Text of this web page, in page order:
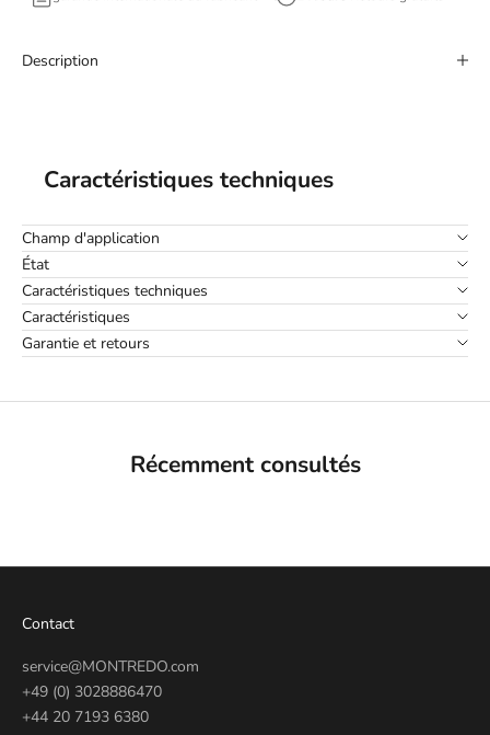
Description
Caractéristiques techniques
Champ d'application
État
Caractéristiques techniques
Caractéristiques
Garantie et retours
Récemment consultés
Contact
service@MONTREDO.com
+49 (0) 3028886470
+44 20 7193 6380